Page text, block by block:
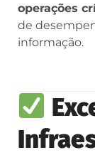
operações
de
informação.